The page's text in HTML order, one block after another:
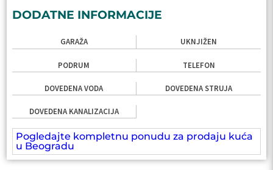
DODATNE INFORMACIJE
GARAŽA UKNJIŽEN
PODRUM TELEFON
DOVEDENA VODA DOVEDENA STRUJA
DOVEDENA KANALIZACIJA
Pogledajte kompletnu ponudu za prodaju kuća
u Beogradu